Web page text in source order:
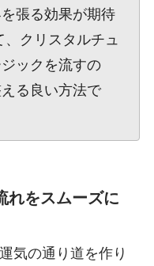
張る効果が期待
クリスタルチュ
ックを流すの
る良い方法で
をスムーズに
気の通り道を作り